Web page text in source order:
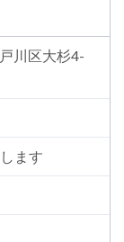
川区大杉4-
ます